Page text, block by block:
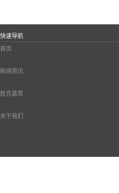
快速导航
首页
新闻资讯
姓氏荟萃
关于我们